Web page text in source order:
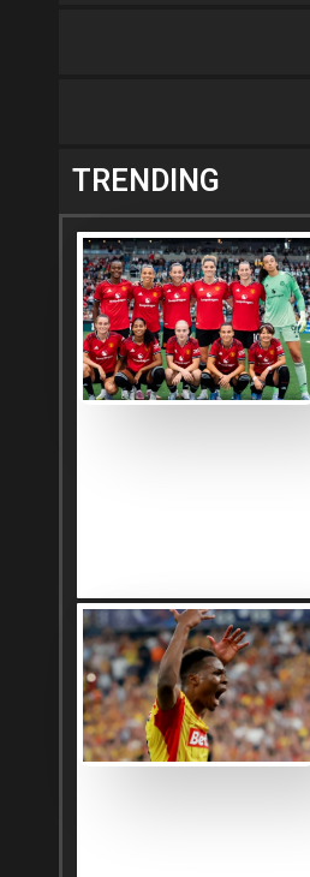
TRENDING